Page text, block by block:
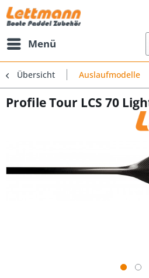
Menü
Übersicht Auslaufmodelle
Profile Tour LCS 70